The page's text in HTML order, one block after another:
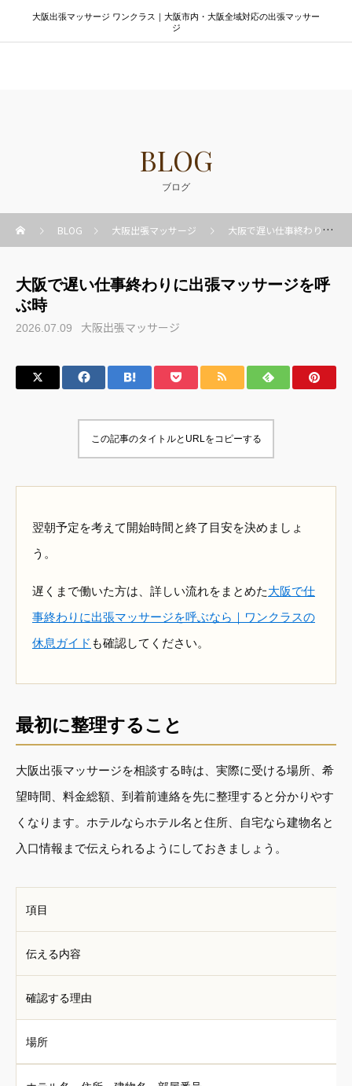
大阪出張マッサージ ワンクラス｜大阪市内・大阪全域対応の出張マッサー
ジ
BLOG
ブログ
BLOG 大阪出張マッサージ 大阪で遅い仕事終わりに出張マッサージを呼ぶ時
大阪で遅い仕事終わりに出張マッサージを呼
ぶ時
2026.07.09 大阪出張マッサージ
この記事のタイトルとURLをコピーする
翌朝予定を考えて開始時間と終了目安を決めましょ
う。
遅くまで働いた方は、詳しい流れをまとめた大阪で仕
事終わりに出張マッサージを呼ぶなら｜ワンクラスの
休息ガイド も確認してください。
最初に整理すること
大阪出張マッサージを相談する時は、実際に受ける場所、希
望時間、料金総額、到着前連絡を先に整理すると分かりやす
くなります。ホテルならホテル名と住所、自宅なら建物名と
入口情報まで伝えられるようにしておきましょう。
項目
伝える内容
確認する理由
場所